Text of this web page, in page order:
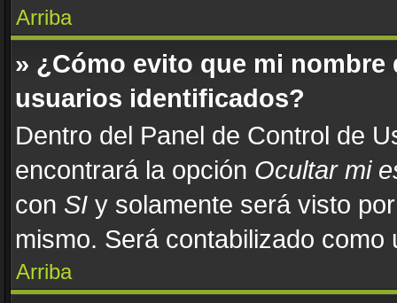
Arriba
» ¿Cómo evito que mi
usuarios identificados?
Dentro del Panel de Control de
encontrará la opción Ocultar mi
con SI y solamente será visto
mismo. Será contabilizado como
Arriba